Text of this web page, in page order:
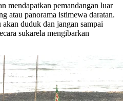
mendapatkan pemandangan luar
atau panorama istimewa daratan.
duduk dan jangan sampai
sukarela mengibarkan